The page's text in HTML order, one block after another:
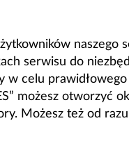
naszego
serwisu do
w celu
możesz otworzyć
Możesz też od